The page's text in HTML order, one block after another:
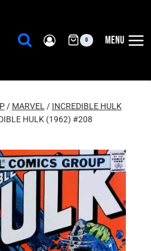
0 MENU
/ MARVEL / INCREDIBLE HULK
HULK (1962) #208